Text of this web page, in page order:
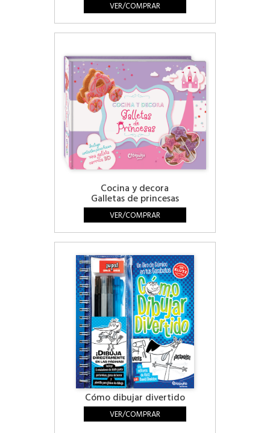
VER/COMPRAR
Cocina y decora
Galletas de princesas
VER/COMPRAR
Cómo dibujar divertido
VER/COMPRAR